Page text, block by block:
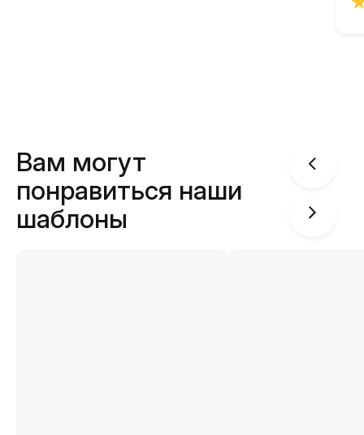
Вам могут
понравиться наши
шаблоны